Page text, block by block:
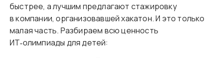
быстрее, а лучшим предлагают стажировку
в компании, организовавшей хакатон. И это только
малая часть. Разбираем всю ценность
ИТ‑олимпиады для детей: